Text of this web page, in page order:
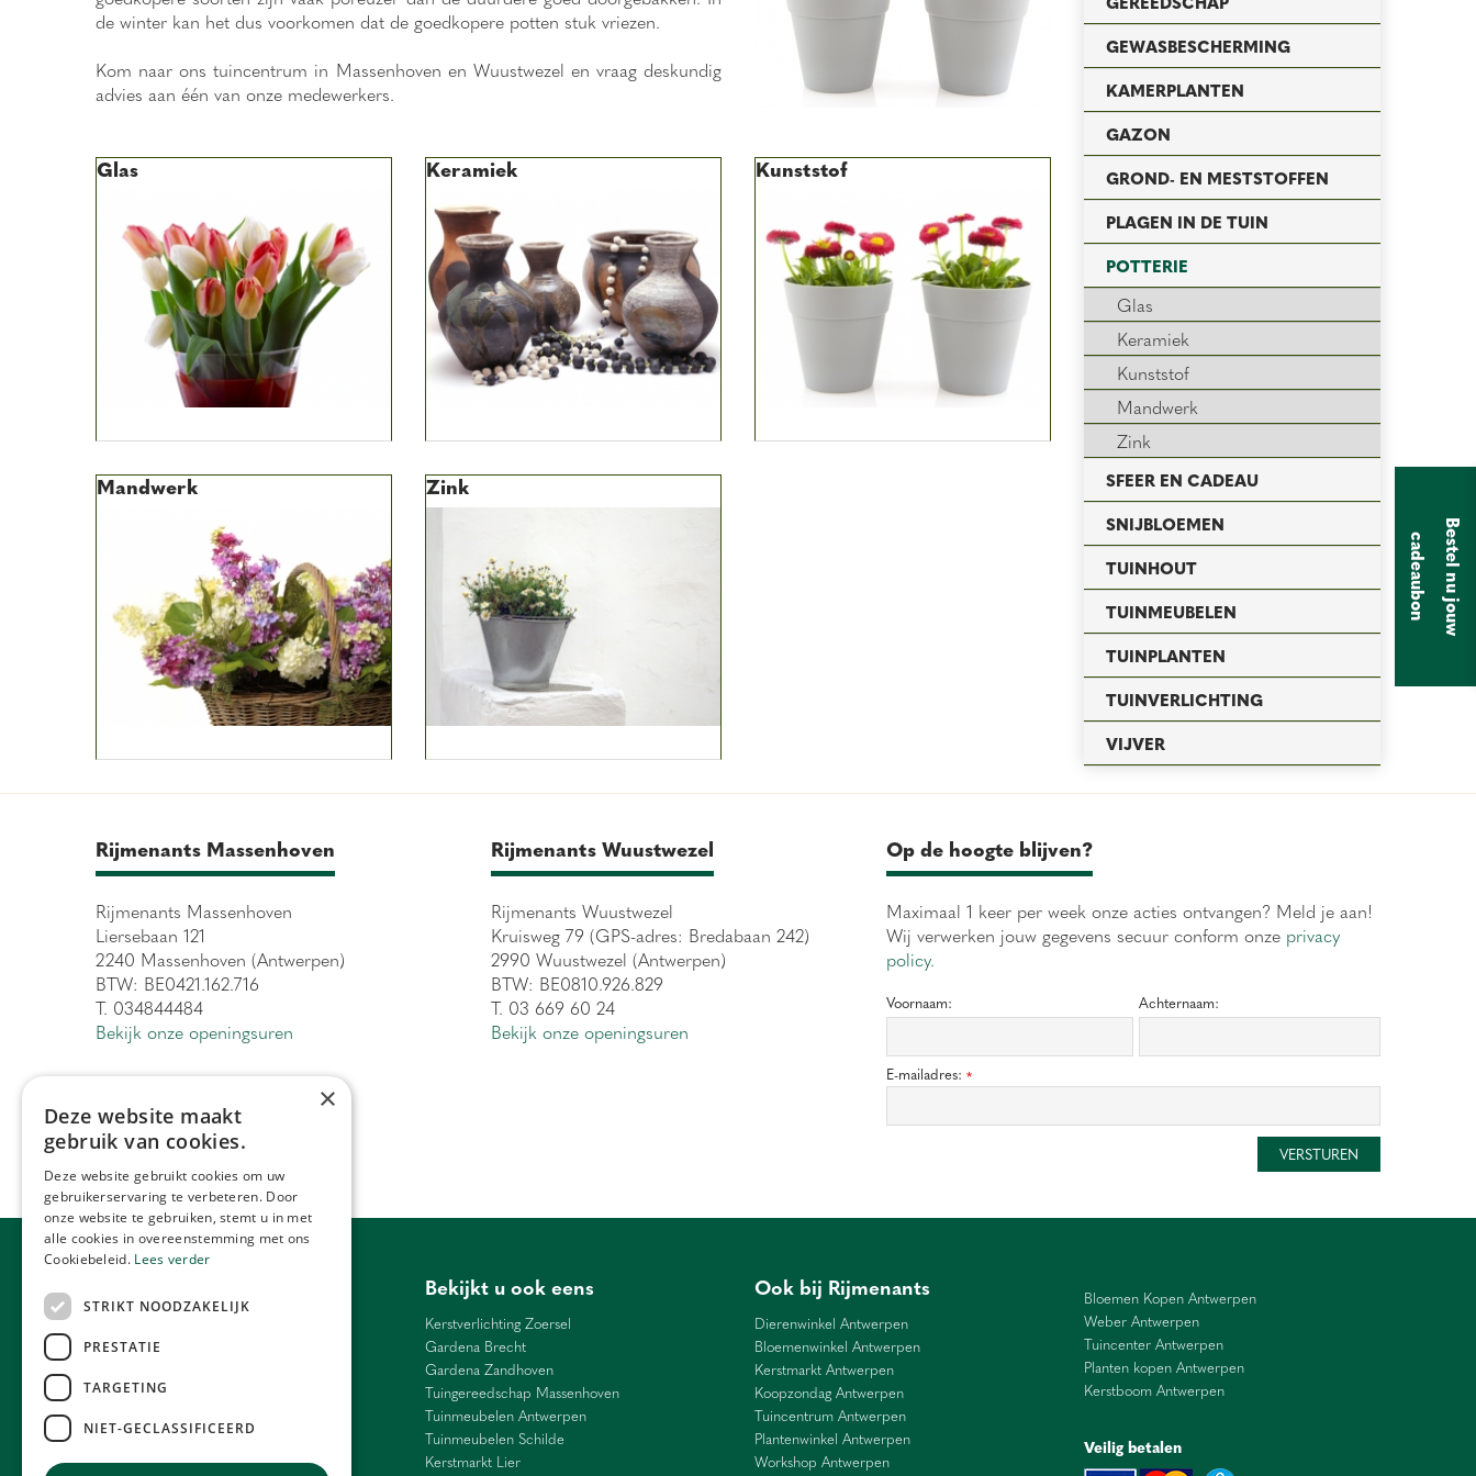
de winter kan het dus voorkomen dat de goedkopere potten stuk vriezen.
Kom naar ons tuincentrum in Massenhoven en Wuustwezel en vraag deskundig
advies aan één van onze medewerkers.
Glas Keramiek Kunststof
Mandwerk Zink
GEWASBESCHERMING
KAMERPLANTEN
GAZON
GROND- EN MESTSTOFFEN
PLAGEN IN DE TUIN
POTTERIE
Glas
Keramiek
Kunststof
Mandwerk
Zink
SFEER EN CADEAU
SNIJBLOEMEN
TUINHOUT
TUINMEUBELEN
TUINPLANTEN
TUINVERLICHTING
VIJVER
Rijmenants Massenhoven
Rijmenants Massenhoven
Liersebaan 121
2240 Massenhoven (Antwerpen)
BTW: BE0421.162.716
T. 034844484
Bekijk onze openingsuren
Rijmenants Wuustwezel
Rijmenants Wuustwezel
Kruisweg 79 (GPS-adres: Bredabaan 242)
2990 Wuustwezel (Antwerpen)
BTW: BE0810.926.829
T. 03 669 60 24
Bekijk onze openingsuren
Op de hoogte blijven?
Maximaal 1 keer per week onze acties ontvangen? Meld je aan!
Wij verwerken jouw gegevens secuur conform onze privacy
policy.
Voornaam: Achternaam:
E-mailadres: *
Veilig betalen
Bloemen Antwerpen
Bloemen Schilde
Cadeau Grobbendonk
Interieur Antwerpen
Bekijkt u ook eens
Kerstverlichting Zoersel
Gardena Brecht
Gardena Zandhoven
Tuingereedschap Massenhoven
Tuinmeubelen Antwerpen
Tuinmeubelen Schilde
Kerstmarkt Lier
Ook bij Rijmenants
Dierenwinkel Antwerpen
Bloemenwinkel Antwerpen
Kerstmarkt Antwerpen
Koopzondag Antwerpen
Tuincentrum Antwerpen
Plantenwinkel Antwerpen
Workshop Antwerpen
Bloemen Kopen Antwerpen
Weber Antwerpen
Tuincenter Antwerpen
Planten kopen Antwerpen
Kerstboom Antwerpen
B
e
s
t
e
l
n
u
j
o
u
w
ca
d
e
a
u
b
o
n
×
Deze website maakt
gebruik van cookies.
Deze website gebruikt cookies om uw
gebruikerservaring te verbeteren. Door
onze website te gebruiken, stemt u in met
alle cookies in overeenstemming met ons
Cookiebeleid. Lees verder
STRIKT NOODZAKELIJK
PRESTATIE
TARGETING
NIET-GECLASSIFICEERD